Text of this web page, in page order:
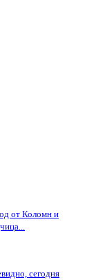
от Коломн и
сегодня